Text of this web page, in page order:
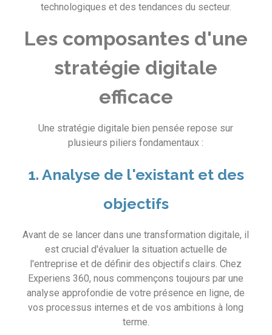
technologiques et des tendances du secteur.
Les composantes d'une
stratégie digitale
efficace
Une stratégie digitale bien pensée repose sur
plusieurs piliers fondamentaux :
1. Analyse de l'existant et des
objectifs
Avant de se lancer dans une transformation digitale, il
est crucial d'évaluer la situation actuelle de
l'entreprise et de définir des objectifs clairs. Chez
Experiens 360, nous commençons toujours par une
analyse approfondie de votre présence en ligne, de
vos processus internes et de vos ambitions à long
terme.